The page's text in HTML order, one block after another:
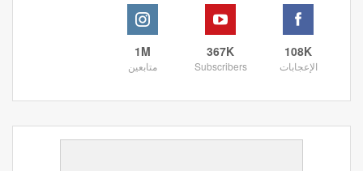
108K
الإعجابات
367K
Subscribers
1M
متابعين